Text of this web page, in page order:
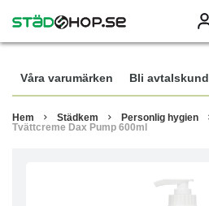
Våra varumärken Bli avtalskund
Hem Städkem Personlig hygien
Tvättcreme Dax Pump 600ml